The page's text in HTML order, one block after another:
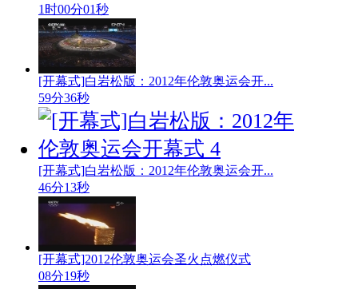
1时00分01秒
[开幕式]白岩松版：2012年伦敦奥运会开...
59分36秒
[开幕式]白岩松版：2012年伦敦奥运会开...
46分13秒
[开幕式]2012伦敦奥运会圣火点燃仪式
08分19秒